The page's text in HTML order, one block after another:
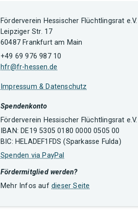
Förderverein Hessischer Flüchtlingsrat e.V.
Leipziger Str. 17
60487 Frankfurt am Main
+49 69 976 987 10
hfr@fr-hessen.de
Impressum & Datenschutz
Spendenkonto
Förderverein Hessischer Flüchtlingsrat e.V.
IBAN: DE19 5305 0180 0000 0505 00
BIC: HELADEF1FDS (Sparkasse Fulda)
Spenden via PayPal
Fördermitglied werden?
Mehr Infos auf dieser Seite